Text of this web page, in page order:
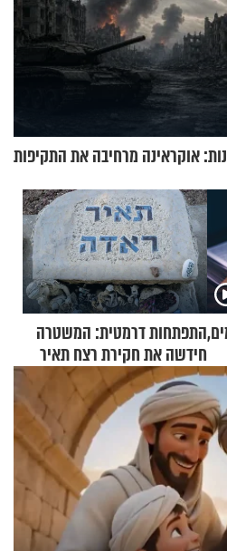
אוקראינה מרחיבה את התקיפות
התפתחות דרמטית: המשטרה
חידשה את חקירת רצח תאיר
ראדה